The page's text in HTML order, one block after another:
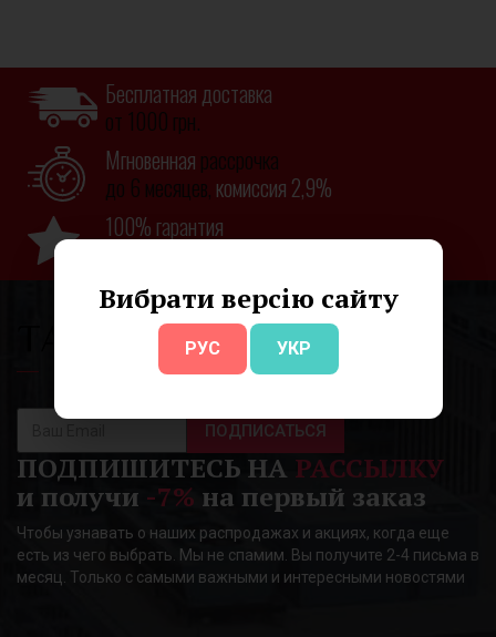
Вибрати версію сайту
РУС УКР
Бесплатная доставка
от 1000 грн.
Мгновенная рассрочка
до 6 месяцев, комиссия 2,9%
100% гарантия
ПОДПИСАТЬСЯ
ПОДПИШИТЕСЬ НА РАССЫЛКУ
и получи -7% на первый заказ
Чтобы узнавать о наших распродажах и акциях, когда еще
есть из чего выбрать. Мы не спамим. Вы получите 2-4 письма в
месяц. Только с самыми важными и интересными новостями